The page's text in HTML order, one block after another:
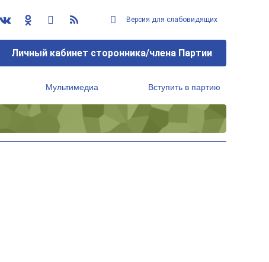
Версия для слабовидящих
Личный кабинет сторонника/члена Партии
Мультимедиа Вступить в партию